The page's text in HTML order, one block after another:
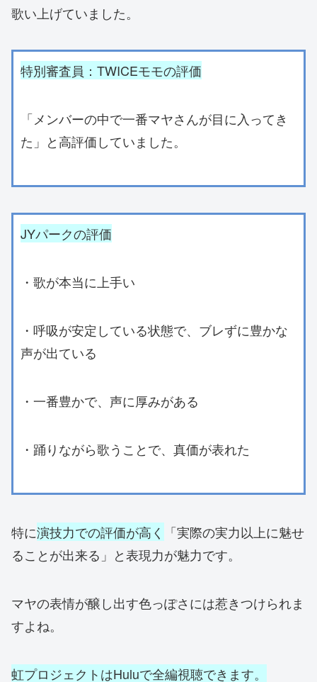
歌い上げていました。
特別審査員：TWICEモモの評価
「メンバーの中で一番マヤさんが目に入ってき
た」と高評価していました。
JYパークの評価
・歌が本当に上手い
・呼吸が安定している状態で、ブレずに豊かな
声が出ている
・一番豊かで、声に厚みがある
・踊りながら歌うことで、真価が表れた
特に演技力での評価が高く
「実際の実力以上に魅せ
ることが出来る」と表現力が魅力です。
マヤの表情が醸し出す色っぽさには惹きつけられま
すよね。
虹プロジェクトはHuluで全編視聴できます。